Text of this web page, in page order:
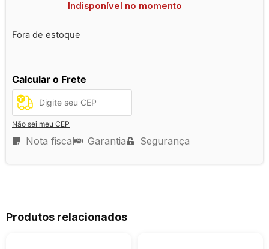
Indisponível no momento
Fora de estoque
Calcular o Frete
Não sei meu CEP
Nota fiscal Garantia Segurança
Produtos relacionados